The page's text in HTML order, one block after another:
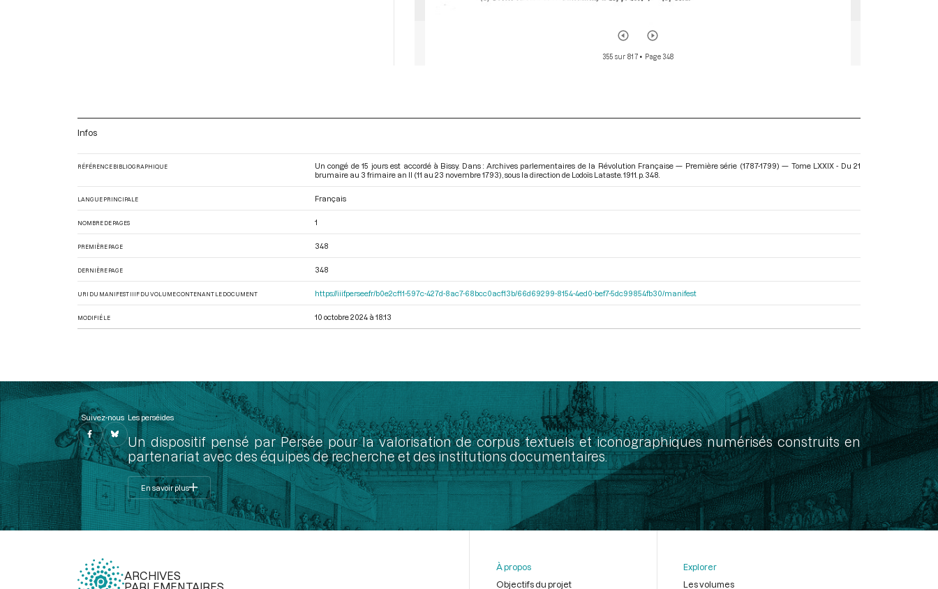
355 sur 817• Page 348
Infos
RÉFÉRENCE BIBLIOGRAPHIQUE
Un congé de 15 jours est accordé à Bissy. Dans : Archives parlementaires de la Révolution Française — Première série (1787-1799) — Tome LXXIX - Du 21
brumaire au 3 frimaire an II (11 au 23 novembre 1793) , sous la direction de Lodoïs Lataste. 1911. p. 348.
LANGUE PRINCIPALE Français
NOMBRE DE PAGES 1
PREMIÈRE PAGE 348
DERNIÈRE PAGE 348
URI DU MANIFEST IIIF DU VOLUME CONTENANT LE DOCUMENT https://iiif.persee.fr/b0e2cf11-597c-427d-8ac7-68bcc0acf13b/66d69299-8154-4ed0-bef7-5dc99854fb30/manifest
MODIFIÉ LE 10 octobre 2024 à 18:13
Suivez-nous Les perséides
Un dispositif pensé par Persée pour la valorisation de corpus textuels et iconographiques numérisés construits en
partenariat avec des équipes de recherche et des institutions documentaires.
En savoir plus
ARCHIVES
À propos
Objectifs du projet
Explorer
Les volumes